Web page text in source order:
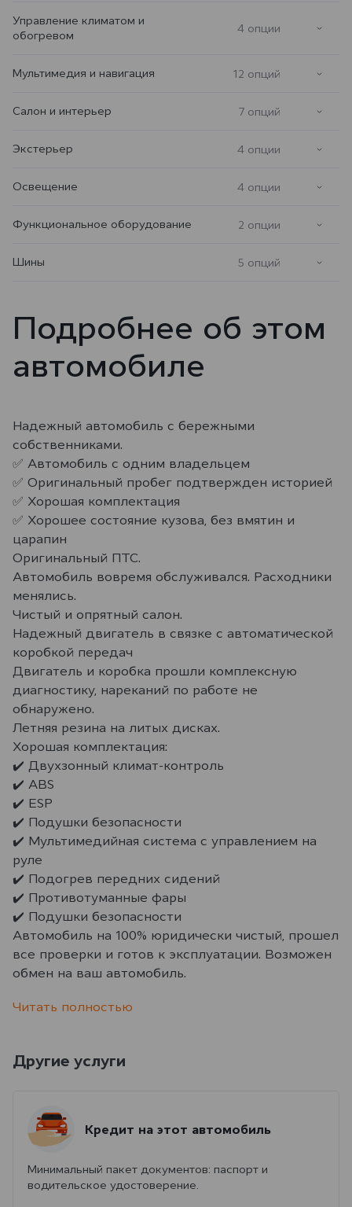
Управление климатом и
обогревом
4 опции
Мультимедия и навигация 12 опций
Салон и интерьер 7 опций
Экстерьер 4 опции
Освещение 4 опции
Функциональное оборудование 2 опции
Шины 5 опций
Другие услуги
Кредит на этот автомобиль
Минимальный пакет документов: паспорт и
водительское удостоверение.
Подробнее об этом
автомобиле
Надежный автомобиль с бережными
собственниками.
✅ Автомобиль с одним владельцем
✅ Оригинальный пробег подтвержден историей
✅ Хорошая комплектация
✅ Хорошее состояние кузова, без вмятин и
царапин
Оригинальный ПТС.
Автомобиль вовремя обслуживался. Расходники
менялись.
Чистый и опрятный салон.
Надежный двигатель в связке с автоматической
коробкой передач
Двигатель и коробка прошли комплексную
диагностику, нареканий по работе не
обнаружено.
Летняя резина на литых дисках.
Хорошая комплектация:
✔️ Двухзонный климат-контроль
✔️ ABS
✔️ ESP
✔️ Подушки безопасности
✔️ Мультимедийная система с управлением на
руле
✔️ Подогрев передних сидений
✔️ Противотуманные фары
✔️ Подушки безопасности
Автомобиль на 100% юридически чистый, прошел
все проверки и готов к эксплуатации. Возможен
обмен на ваш автомобиль.
Читать полностью